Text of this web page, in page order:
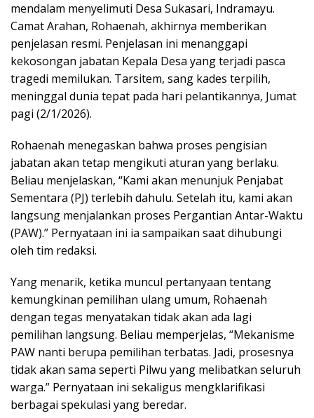
I
n
s
p
i
r
s
i
mendalam menyelimuti Desa Sukasari, Indramayu.
Camat Arahan, Rohaenah, akhirnya memberikan
penjelasan resmi. Penjelasan ini menanggapi
kekosongan jabatan Kepala Desa yang terjadi pasca
tragedi memilukan. Tarsitem, sang kades terpilih,
meninggal dunia tepat pada hari pelantikannya, Jumat
pagi (2/1/2026).
Rohaenah menegaskan bahwa proses pengisian
jabatan akan tetap mengikuti aturan yang berlaku.
Beliau menjelaskan, “Kami akan menunjuk Penjabat
Sementara (PJ) terlebih dahulu. Setelah itu, kami akan
langsung menjalankan proses Pergantian Antar-Waktu
(PAW).” Pernyataan ini ia sampaikan saat dihubungi
oleh tim redaksi.
Yang menarik, ketika muncul pertanyaan tentang
kemungkinan pemilihan ulang umum, Rohaenah
dengan tegas menyatakan tidak akan ada lagi
pemilihan langsung. Beliau memperjelas, “Mekanisme
PAW nanti berupa pemilihan terbatas. Jadi, prosesnya
tidak akan sama seperti Pilwu yang melibatkan seluruh
warga.” Pernyataan ini sekaligus mengklarifikasi
berbagai spekulasi yang beredar.